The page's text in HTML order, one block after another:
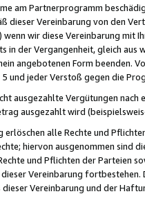
am Partnerprogramm
dieser Vereinbarung von den
wir diese Vereinbarung mit
in der Vergangenheit, gleich
angebotenen Form beenden.
und jeder Verstoß gegen die
ausgezahlte Vergütungen
ausgezahlt wird
erlöschen alle Rechte und
hiervon ausgenommen sind
und Pflichten der Parteien
Vereinbarung
Vereinbarung und der